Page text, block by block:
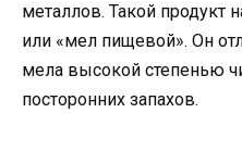
металлов. Такой
или «мел пищевой». Он
мела высокой степенью
посторонних запахов.